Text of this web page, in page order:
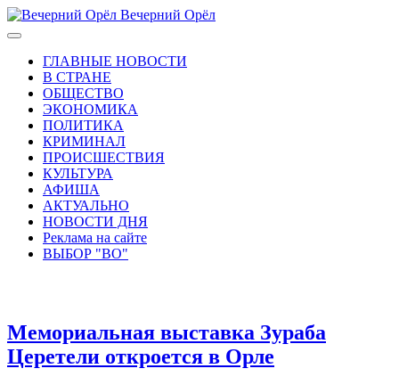
Вечерний Орёл
ГЛАВНЫЕ НОВОСТИ
В СТРАНЕ
ОБЩЕСТВО
ЭКОНОМИКА
ПОЛИТИКА
КРИМИНАЛ
ПРОИСШЕСТВИЯ
КУЛЬТУРА
АФИША
АКТУАЛЬНО
НОВОСТИ ДНЯ
Реклама на сайте
ВЫБОР "ВО"
Мемориальная выставка Зураба
Церетели откроется в Орле